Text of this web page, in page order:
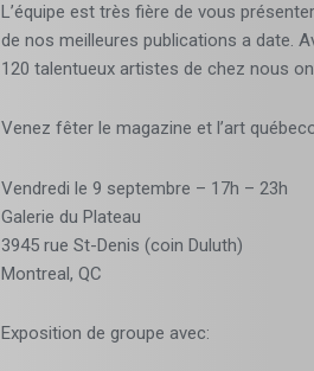
L’équipe est très fière de vous
de nos meilleures publications a date.
120 talentueux artistes de chez nous
Venez fêter le magazine et l’art
Vendredi le 9 septembre – 17h – 23h
Galerie du Plateau
3945 rue St-Denis (coin Duluth)
Montreal, QC
Exposition de groupe avec: